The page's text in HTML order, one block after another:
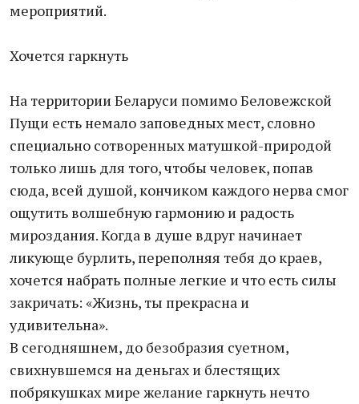
мероприятий.
Хочется гаркнуть
На территории Беларуси помимо Беловежской
Пущи есть немало заповедных мест, словно
специально сотворенных матушкой-природой
только лишь для того, чтобы человек, попав
сюда, всей душой, кончиком каждого нерва смог
ощутить волшебную гармонию и радость
мироздания. Когда в душе вдруг начинает
ликующе бурлить, переполняя тебя до краев,
хочется набрать полные легкие и что есть силы
закричать: «Жизнь, ты прекрасна и
удивительна».
В сегодняшнем, до безобразия суетном,
свихнувшемся на деньгах и блестящих
побрякушках мире желание гаркнуть нечто